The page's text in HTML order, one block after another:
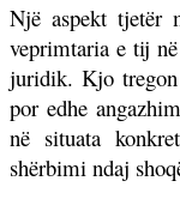
Një aspekt tjetër
veprimtaria e tij
juridik. Kjo
por edhe
në situata
shërbimi ndaj